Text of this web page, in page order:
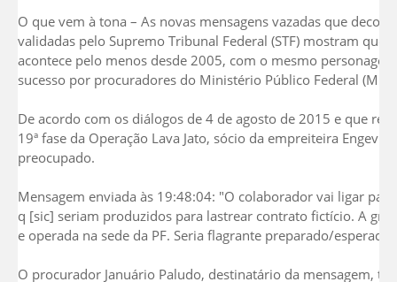
O que vem à tona – As novas mensagens vazadas que
validadas pelo Supremo Tribunal Federal (STF) mostram
acontece pelo menos desde 2005, com o mesmo
sucesso por procuradores do Ministério Público Federal
De acordo com os diálogos de 4 de agosto de 2015 e que
19ª fase da Operação Lava Jato, sócio da empreiteira
preocupado.
Mensagem enviada às 19:48:04: "O colaborador vai ligar
q [sic] seriam produzidos para lastrear contrato fictício. A
e operada na sede da PF. Seria flagrante preparado/
O procurador Januário Paludo, destinatário da mensagem,